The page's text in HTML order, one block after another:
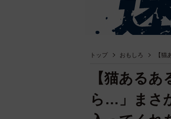
トップ おもしろ 【
【猫ある
ら…」まさ